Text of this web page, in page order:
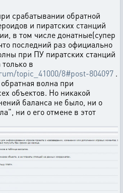
срабатывании обратной
и пиратских станций
в том числе донатные(супер
последний раз официально
при ПУ пиратских станций
в
topic_41000/8#post-804097 .
волна при
объектов. Но никакой
баланса не было, ни о
ни о его отмене в этот